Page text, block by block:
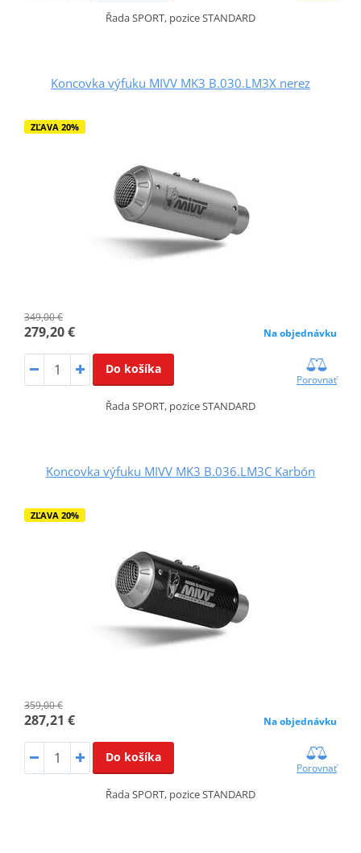
Řada SPORT, pozice STANDARD
Koncovka výfuku MIVV MK3 B.030.LM3X nerez
ZĽAVA 20%
349,00 €
279,20 € Na objednávku
Do košíka
Porovnať
Řada SPORT, pozice STANDARD
Koncovka výfuku MIVV MK3 B.036.LM3C Karbón
ZĽAVA 20%
359,00 €
287,21 € Na objednávku
Do košíka
Porovnať
Řada SPORT, pozice STANDARD